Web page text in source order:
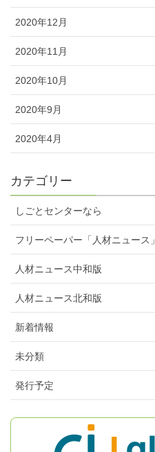
2020年12月
2020年11月
2020年10月
2020年9月
2020年4月
カテゴリー
しごとセンターなら
フリーペーパー「人材ニュース」
人材ニュース中和版
人材ニュース北和版
新着情報
未分類
発行予定